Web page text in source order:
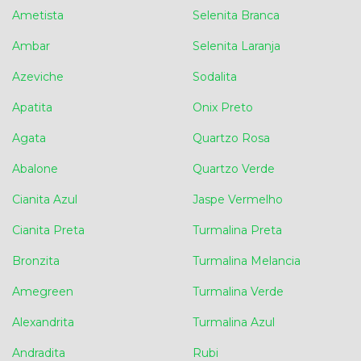
Ametista
Ambar
Azeviche
Apatita
Agata
Abalone
Cianita Azul
Cianita Preta
Bronzita
Amegreen
Alexandrita
Andradita
Selenita Branca
Selenita Laranja
Sodalita
Onix Preto
Quartzo Rosa
Quartzo Verde
Jaspe Vermelho
Turmalina Preta
Turmalina Melancia
Turmalina Verde
Turmalina Azul
Rubi